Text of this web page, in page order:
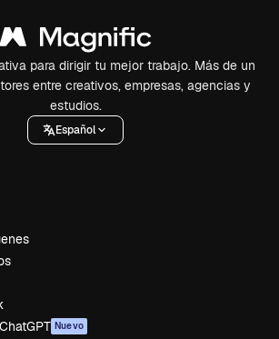
para dirigir tu mejor trabajo. Más de un
entre creativos, empresas, agencias y
estudios.
Español
Nuevo